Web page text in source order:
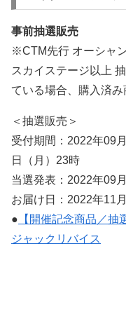
事前抽選販売
※CTM先行 オーシャ
スカイステージ以上
ている場合、購入済み
＜抽選販売＞
受付期間：2022年09
日（月）23時
当選発表：2022年09
お届け日：2022年11
● 【開催記念商品／
ジャックリバイス